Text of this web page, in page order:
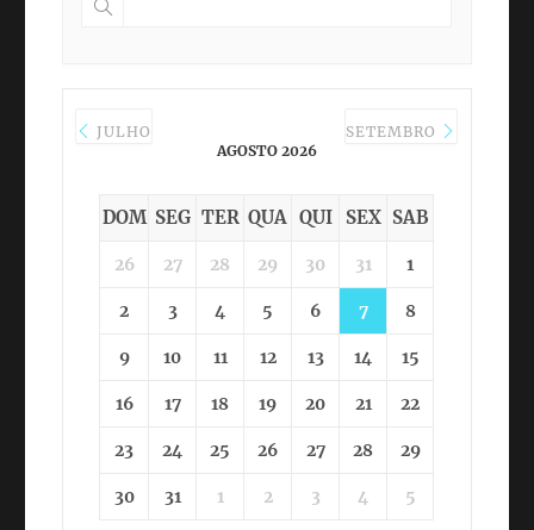
JULHO
AGOSTO 2026
SETEMBRO
DOM SEG TER QUA QUI SEX SAB
26 27 28 29 30 31 1
2 3 4 5 6 7 8
9 10 11 12 13 14 15
16 17 18 19 20 21 22
23 24 25 26 27 28 29
30 31 1 2 3 4 5